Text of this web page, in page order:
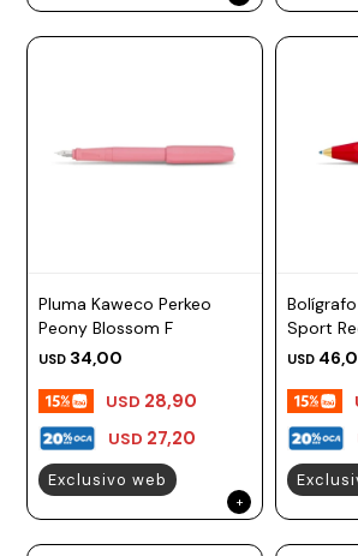
Pluma Kaweco Perkeo
Peony Blossom F
USD 34,00
USD 27,20
USD 28,90
Exclusivo web
Sport
USD